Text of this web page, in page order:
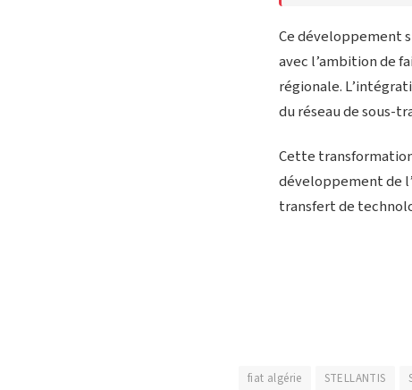
Ce développement
avec l’ambition de
régionale.
du réseau de sous-
Cette
développement de
transfert de
fiat algérie STELLANTIS